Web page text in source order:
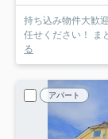
持ち込み物件大歓
任せください！ ま
る
アパート